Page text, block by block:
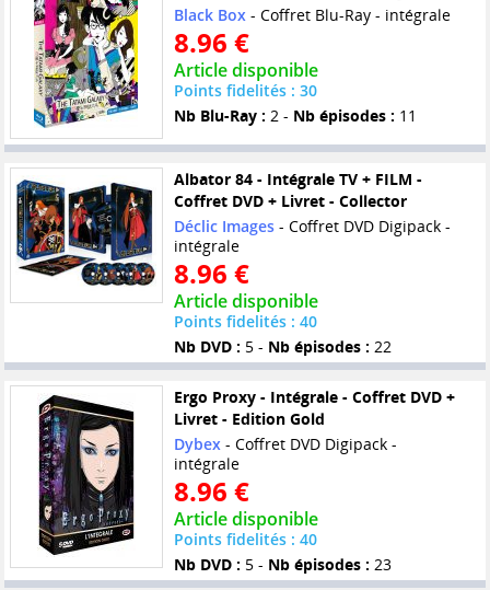
Black Box- Coffret Blu-Ray - intégrale
8.96 €
Article disponible
Points fidelités : 30
Nb Blu-Ray : 2 - Nb épisodes : 11
Albator 84 - Intégrale TV + FILM -
Coffret DVD + Livret - Collector
Déclic Images- Coffret DVD Digipack -
intégrale
8.96 €
Article disponible
Points fidelités : 40
Nb DVD : 5 - Nb épisodes : 22
Ergo Proxy - Intégrale - Coffret DVD +
Livret - Edition Gold
Dybex- Coffret DVD Digipack -
intégrale
8.96 €
Article disponible
Points fidelités : 40
Nb DVD : 5 - Nb épisodes : 23